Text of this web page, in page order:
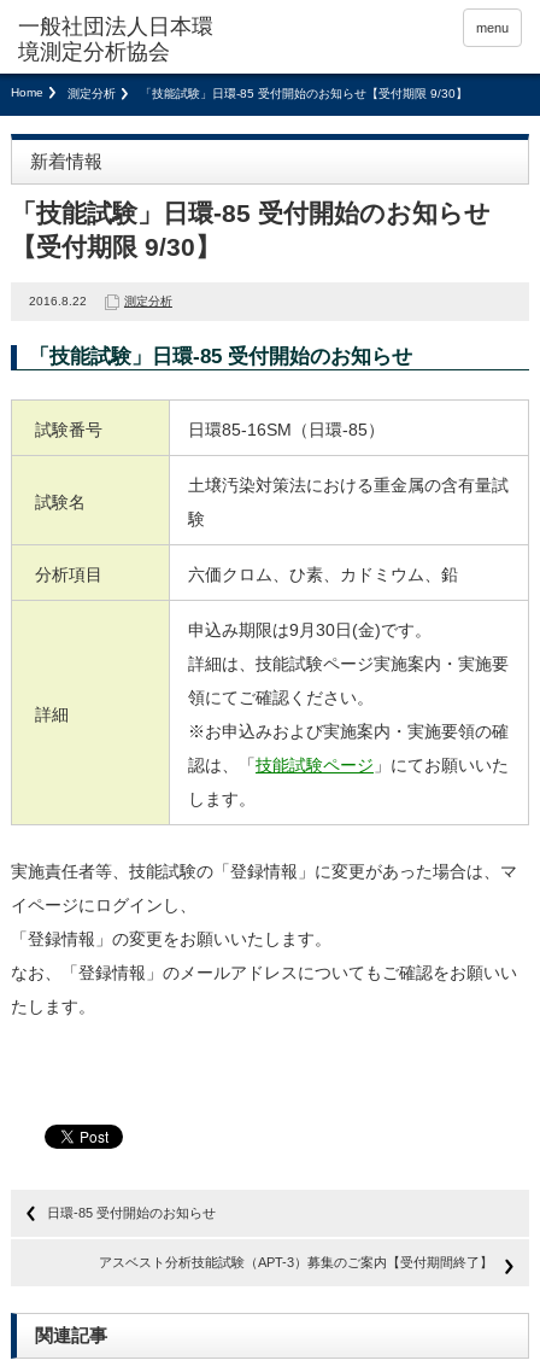
menu
Home 測定分析 「技能試験」日環-85 受付開始のお知らせ【受付期限 9/30】
新着情報
「技能試験」日環-85 受付開始のお知らせ
【受付期限 9/30】
2016.8.22 測定分析
「技能試験」日環-85 受付開始のお知らせ
試験番号 日環85-16SM（日環-85）
試験名
土壌汚染対策法における重金属の含有量試
験
分析項目 六価クロム、ひ素、カドミウム、鉛
詳細
申込み期限は9月30日(金)です。
詳細は、技能試験ページ実施案内・実施要
領にてご確認ください。
※お申込みおよび実施案内・実施要領の確
認は、「技能試験ページ 」にてお願いいた
します。
実施責任者等、技能試験の「登録情報」に変更があった場合は、マ
イページにログインし、
「登録情報」の変更をお願いいたします。
なお、「登録情報」のメールアドレスについてもご確認をお願いい
たします。
日環-85 受付開始のお知らせ
アスベスト分析技能試験（APT-3）募集のご案内【受付期間終了】
関連記事